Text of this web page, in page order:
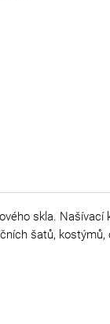
skla. Našívací
šatů,